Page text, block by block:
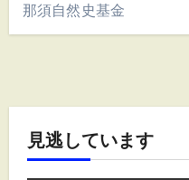
那須自然史基金
見逃しています